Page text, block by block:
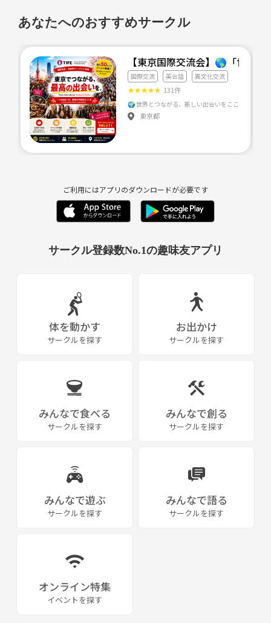
あなたへのおすすめサークル
【東京国際交流会】🌎「世界
国際交流 英会話 異文化交流
★★★★★ 131件
東京都
ご利用にはアプリのダウンロードが必要です
サークル登録数No.1の趣味友アプリ
体を動かす
サークルを探す
お出かけ
サークルを探す
みんなで食べる
サークルを探す
みんなで創る
サークルを探す
みんなで遊ぶ
サークルを探す
みんなで語る
サークルを探す
オンライン特集
イベントを探す